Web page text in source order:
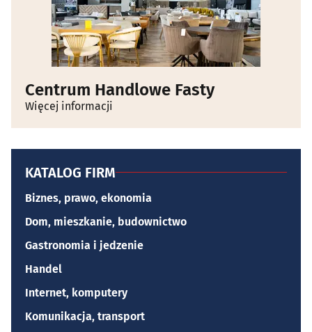
Centrum Handlowe Fasty
Więcej informacji
KATALOG FIRM
Biznes, prawo, ekonomia
Dom, mieszkanie, budownictwo
Gastronomia i jedzenie
Handel
Internet, komputery
Komunikacja, transport